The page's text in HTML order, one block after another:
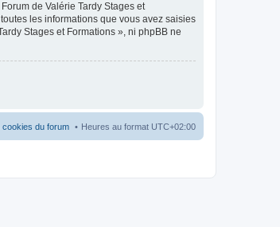
de Valérie Tardy Stages et
les informations que vous avez saisies
Stages et Formations », ni phpBB ne
Heures au format UTC+02:00
cookies du forum